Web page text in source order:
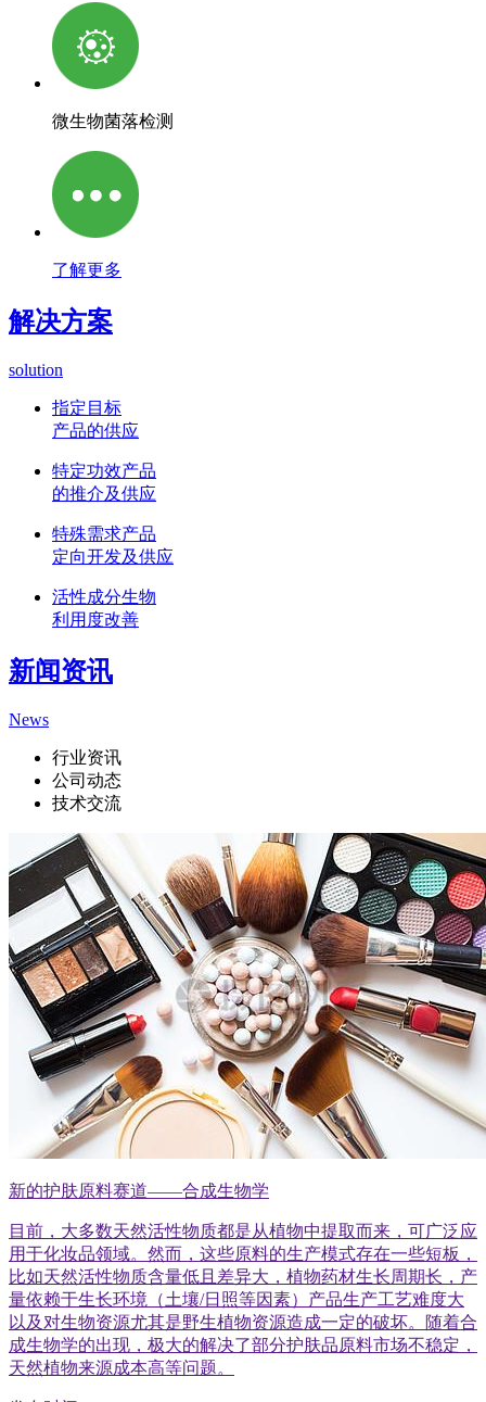
微生物菌落检测
了解更多
解决方案
solution
指定目标
产品的供应
特定功效产品
的推介及供应
特殊需求产品
定向开发及供应
活性成分生物
利用度改善
新闻资讯
News
行业资讯
公司动态
技术交流
新的护肤原料赛道——合成生物学
目前，大多数天然活性物质都是从植物中提取而来，可广泛应
用于化妆品领域。然而，这些原料的生产模式存在一些短板，
比如天然活性物质含量低且差异大，植物药材生长周期长，产
量依赖于生长环境（土壤/日照等因素）产品生产工艺难度大
以及对生物资源尤其是野生植物资源造成一定的破坏。随着合
成生物学的出现，极大的解决了部分护肤品原料市场不稳定，
天然植物来源成本高等问题。